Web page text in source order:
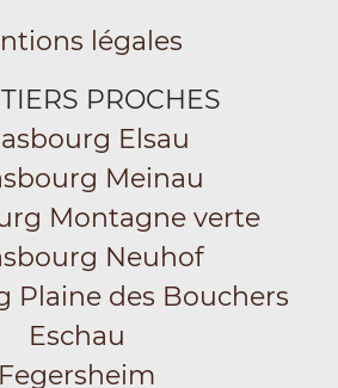
légales
PROCHES
Elsau
Meinau
Montagne verte
Neuhof
Plaine des Bouchers
Eschau
Fegersheim